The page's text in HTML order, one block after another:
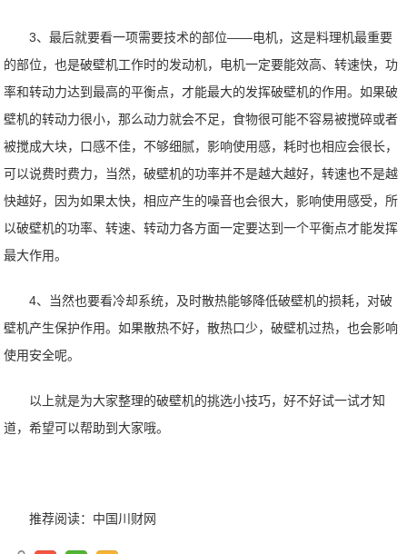
3、最后就要看一项需要技术的部位——电机，这是料理机最重要
的部位，也是破壁机工作时的发动机，电机一定要能效高、转速快，功
率和转动力达到最高的平衡点，才能最大的发挥破壁机的作用。如果破
壁机的转动力很小，那么动力就会不足，食物很可能不容易被搅碎或者
被搅成大块，口感不佳，不够细腻，影响使用感，耗时也相应会很长，
可以说费时费力，当然，破壁机的功率并不是越大越好，转速也不是越
快越好，因为如果太快，相应产生的噪音也会很大，影响使用感受，所
以破壁机的功率、转速、转动力各方面一定要达到一个平衡点才能发挥
最大作用。
4、当然也要看冷却系统，及时散热能够降低破壁机的损耗，对破
壁机产生保护作用。如果散热不好，散热口少，破壁机过热，也会影响
使用安全呢。
以上就是为大家整理的破壁机的挑选小技巧，好不好试一试才知
道，希望可以帮助到大家哦。
推荐阅读： 中国川财网